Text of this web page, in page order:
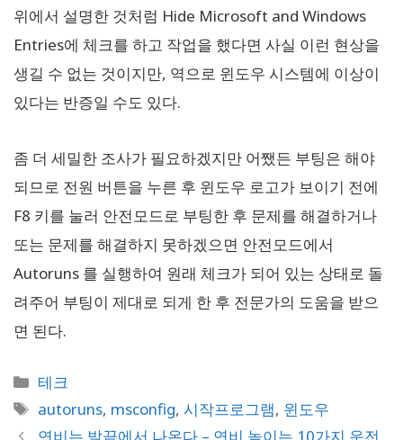
위에서 설명한 것처럼 Hide Microsoft and Windows
Entries에 체크를 하고 작업을 했다면 사실 이런 현상을
생길 수 없는 것이지만, 역으로 윈도우 시스템에 이상이
있다는 반증일 수도 있다.
좀 더 세밀한 조사가 필요하겠지만 어쨌든 부팅은 해야
되므로 전원 버튼을 누른 후 윈도우 로고가 보이기 전에
F8 키를 눌러 안전모드로 부팅한 후 문제를 해결하거나
또는 문제를 해결하지 못하겠으면 안전모드에서
Autoruns 를 실행하여 원래 체크가 되어 있는 상태로 돌
려주어 부팅이 제대로 되게 한 후 전문가의 도움을 받으
면 된다.
카
테
테크
태
그
autoruns, msconfig,시작프로그램, 윈도우